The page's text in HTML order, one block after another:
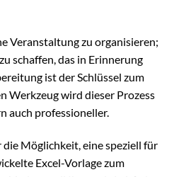
Veranstaltung zu organisieren;
schaffen, das in Erinnerung
ist der Schlüssel zum
Werkzeug wird dieser Prozess
auch professioneller.
Möglichkeit, eine speziell für
Excel-Vorlage zum